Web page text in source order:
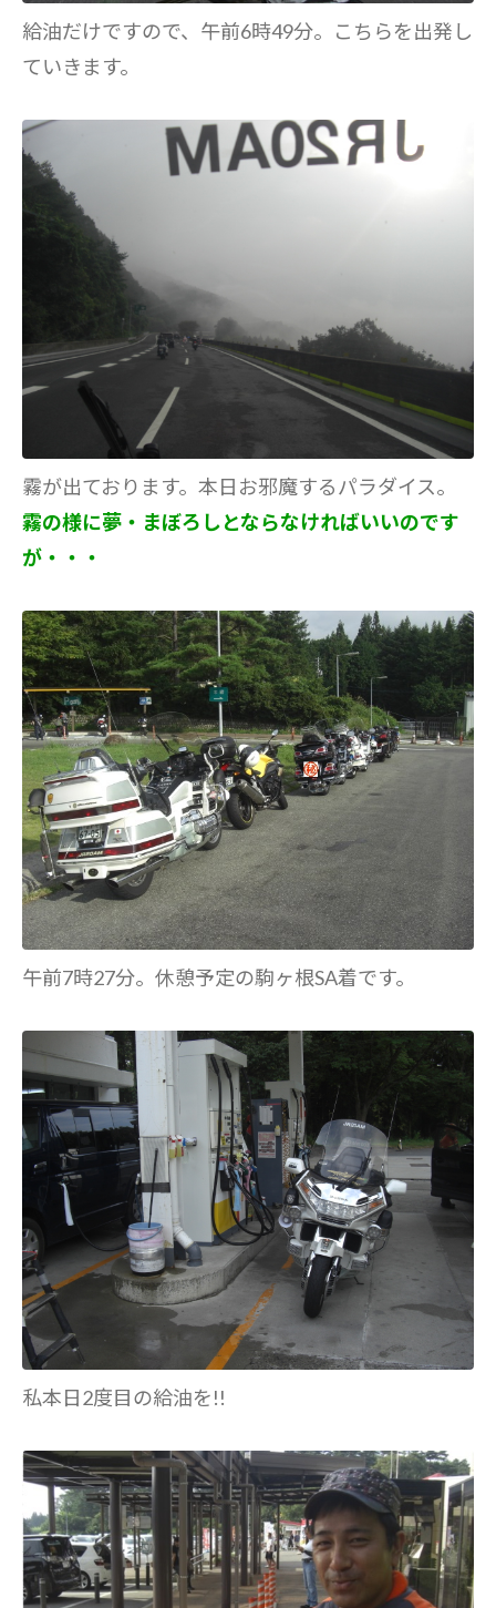
給油だけですので、午前6時49分。こちらを出発し
ていきます。
霧が出ております。本日お邪魔するパラダイス。
霧の様に夢・まぼろしとならなければいいのです
が・・・
午前7時27分。休憩予定の駒ヶ根SA着です。
私本日2度目の給油を!!